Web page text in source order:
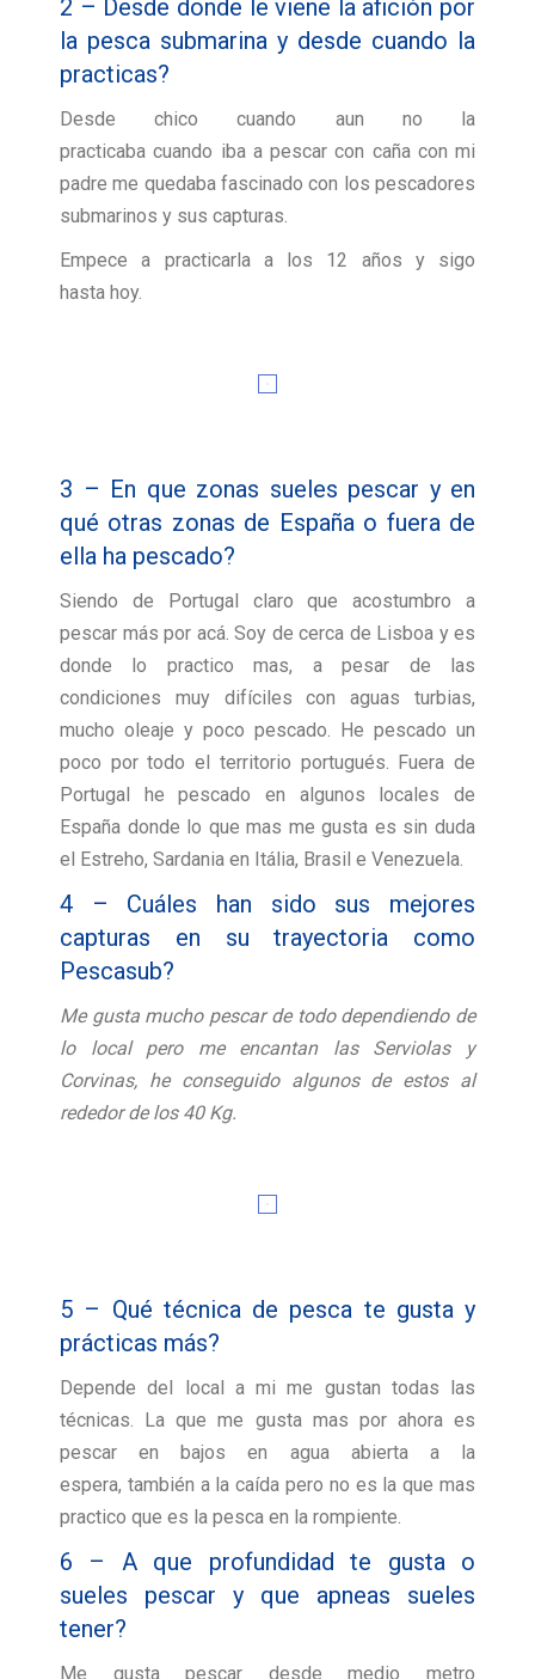
2 – Desde donde le viene la afición por
la pesca submarina y desde cuando la
practicas?
Desde chico cuando aun no la
practicaba cuando iba a pescar con caña con mi
padre me quedaba fascinado con los pescadores
submarinos y sus capturas.
Empece a practicarla a los 12 años y sigo
hasta hoy.
3 – En que zonas sueles pescar y en
qué otras zonas de España o fuera de
ella ha pescado?
Siendo de Portugal claro que acostumbro a
pescar más por acá. Soy de cerca de Lisboa y es
donde lo practico mas, a pesar de las
condiciones muy difíciles con aguas turbias,
mucho oleaje y poco pescado. He pescado un
poco por todo el territorio portugués. Fuera de
Portugal he pescado en algunos locales de
España donde lo que mas me gusta es sin duda
el Estreho, Sardania en Itália, Brasil e Venezuela.
4 – Cuáles han sido sus mejores
capturas en su trayectoria como
Pescasub?
Me gusta mucho pescar de todo dependiendo de
lo local pero me encantan las Serviolas y
Corvinas, he conseguido algunos de estos al
rededor de los 40 Kg.
5 – Qué técnica de pesca te gusta y
prácticas más?
Depende del local a mi me gustan todas las
técnicas. La que me gusta mas por ahora es
pescar en bajos en agua abierta a la
espera, también a la caída pero no es la que mas
practico que es la pesca en la rompiente.
6 – A que profundidad te gusta o
sueles pescar y que apneas sueles
tener?
Me gusta pescar desde medio metro